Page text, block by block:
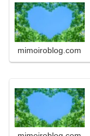
mimoiroblog.com